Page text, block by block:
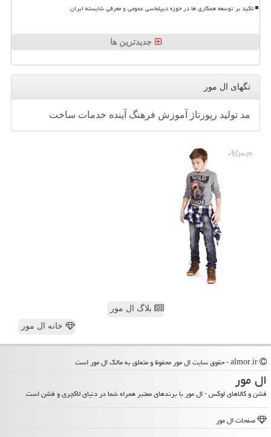
تاکید بر توسعه همکاری ها در حوزه دیپلماسی عمومی و معرفی شایسته ایران
جدیدترین ها
تگهای ال مور
مد تولید رپورتاژ آموزش فرهنگ آینده خدمات ساخت
بلاگ ال مور
خانه ال مور
ال مور
فشن و کالاهای لوکس - ال مور با برندهای معتبر همراه شما در دنیای لاکچری و فشن است
صفحات ال مور